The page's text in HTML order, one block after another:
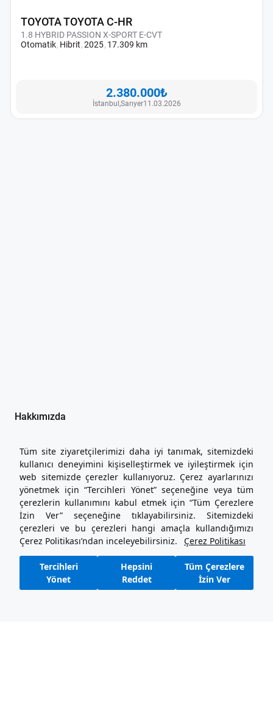
Tüm site ziyaretçilerimizi daha iyi tanımak, sitemizdeki
kullanıcı deneyimini kişiselleştirmek ve iyileştirmek için
web sitemizde çerezler kullanıyoruz. Çerez ayarlarınızı
yönetmek için “Tercihleri Yönet” seçeneğine veya tüm
çerezlerin kullanımını kabul etmek için “Tüm Çerezlere
İzin Ver” seçeneğine tıklayabilirsiniz. Sitemizdeki
çerezleri ve bu çerezleri hangi amaçla kullandığımızı
Çerez Politikası’ndan inceleyebilirsiniz.
Çerez Politikası
Tercihleri
Yönet
Hepsini
Reddet
Tüm Çerezlere
İzin Ver
TOYOTA TOYOTA C-HR
1.8 HYBRID PASSION X-SPORT E-CVT
Otomatik Hibrit2025 17.309 km
2.380.000₺
İstanbul,Sarıyer11.03.2026
Hakkımızda
Yasal Metinler
İletişim
Seni Dinliyoruz
Hizmetler
Kullanım Şartları
Gizlilik Politikası ve Kişisel Verilerin İşlenmesine İlişkin Aydınlatma
Metni
444 26 36
sensat.com Destek Hattı